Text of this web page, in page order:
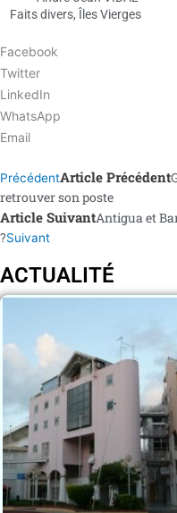
Faits divers, Îles Vierges
Facebook
Twitter
LinkedIn
WhatsApp
Email
PrécédentArticle Précédent
retrouver son poste
Article SuivantAntigua et
?Suivant
ACTUALITÉ